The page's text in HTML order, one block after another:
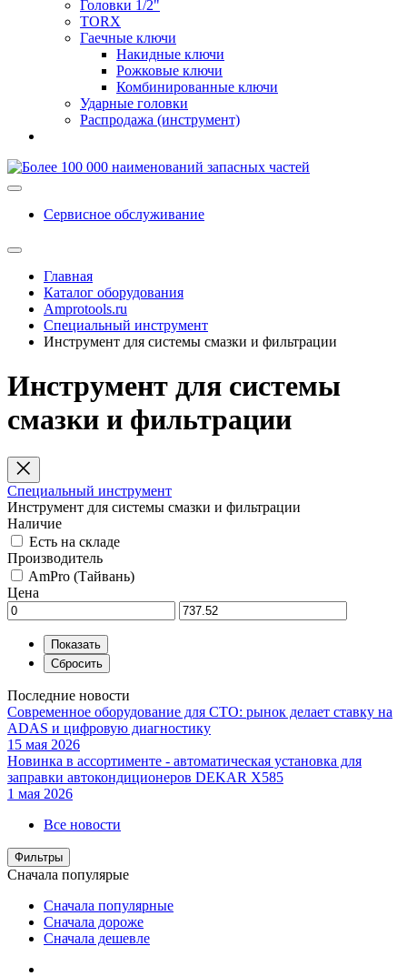
Головки 1/2"
TORX
Гаечные ключи
Накидные ключи
Рожковые ключи
Комбинированные ключи
Ударные головки
Распродажа (инструмент)
Сервисное обслуживание
Главная
Каталог оборудования
Amprotools.ru
Специальный инструмент
Инструмент для системы смазки и фильтрации
Инструмент для системы
смазки и фильтрации
Специальный инструмент
Инструмент для системы смазки и фильтрации
Наличие
Есть на складе
Производитель
AmPro (Тайвань)
Цена
Последние новости
Современное оборудование для СТО: рынок делает ставку на
ADAS и цифровую диагностику
15 мая 2026
Новинка в ассортименте - автоматическая установка для
заправки автокондиционеров DEKAR X585
1 мая 2026
Все новости
Фильтры
Сначала популярые
Сначала популярные
Сначала дороже
Сначала дешевле